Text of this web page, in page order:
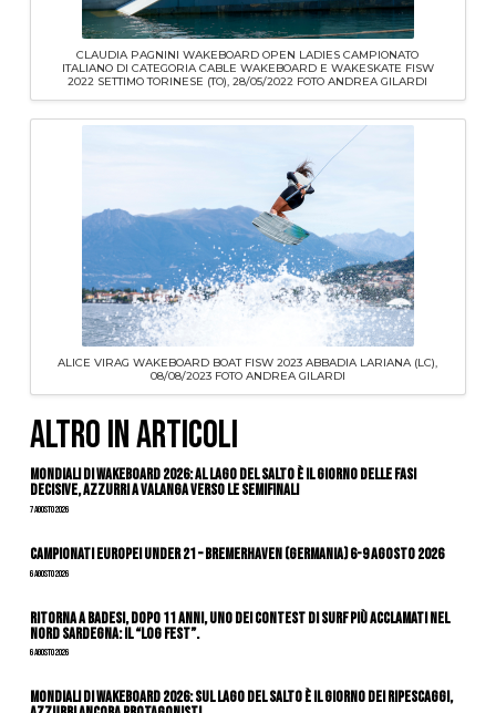
CLAUDIA PAGNINI WAKEBOARD OPEN LADIES CAMPIONATO
ITALIANO DI CATEGORIA CABLE WAKEBOARD E WAKESKATE FISW
2022 SETTIMO TORINESE (TO), 28/05/2022 FOTO ANDREA GILARDI
ALICE VIRAG WAKEBOARD BOAT FISW 2023 ABBADIA LARIANA (LC),
08/08/2023 FOTO ANDREA GILARDI
ALTRO IN ARTICOLI
Mondiali di Wakeboard 2026: al Lago del Salto è il giorno delle fasi
decisive, azzurri a valanga verso le semifinali
7 Agosto 2026
Campionati Europei Under 21 – Bremerhaven (Germania) 6-9 agosto 2026
6 Agosto 2026
Ritorna a Badesi, dopo 11 anni, uno dei contest di surf più acclamati nel
nord Sardegna: il “Log Fest”.
6 Agosto 2026
Mondiali di Wakeboard 2026: sul Lago del Salto è il giorno dei ripescaggi,